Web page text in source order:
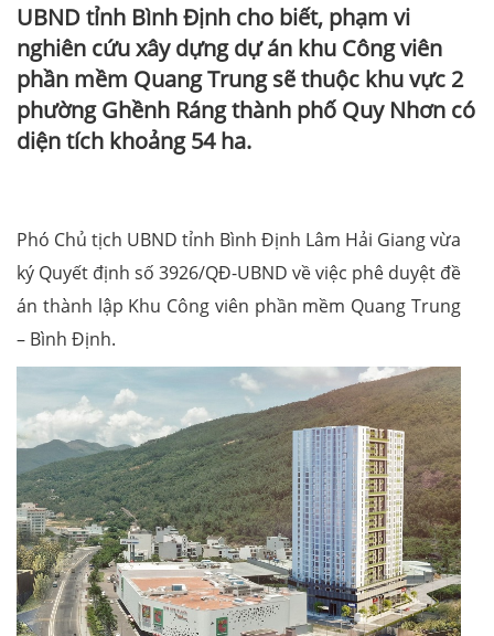
UBND tỉnh Bình Định cho biết, phạm vi
nghiên cứu xây dựng dự án khu Công viên
phần mềm Quang Trung sẽ thuộc khu vực 2
phường Ghềnh Ráng thành phố Quy Nhơn có
diện tích khoảng 54 ha.
Phó Chủ tịch UBND tỉnh Bình Định Lâm Hải Giang vừa
ký Quyết định số 3926/QĐ-UBND về việc phê duyệt đề
án thành lập Khu Công viên phần mềm Quang Trung
– Bình Định.